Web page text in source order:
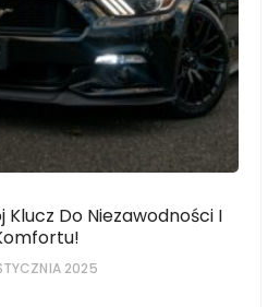
Klucz Do Niezawodności I
2025